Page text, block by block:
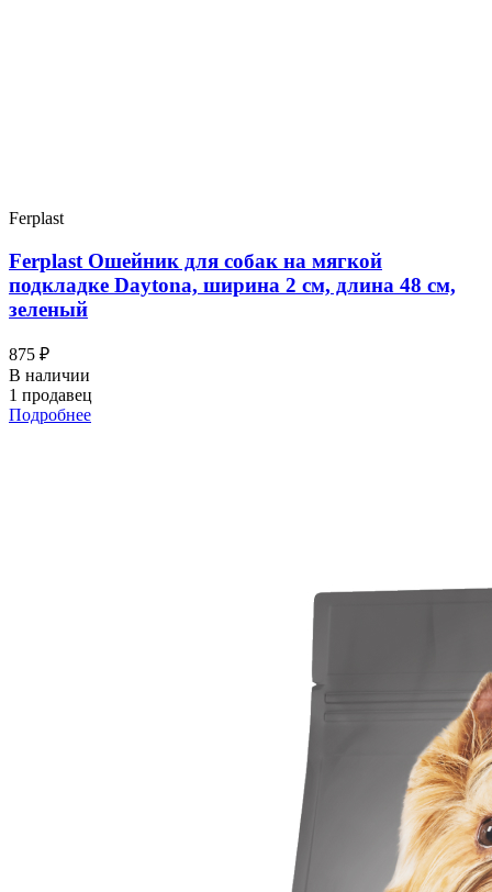
Ferplast
Ferplast Ошейник для собак на мягкой
подкладке Daytona, ширина 2 см, длина 48 см,
зеленый
875 ₽
В наличии
1 продавец
Подробнее